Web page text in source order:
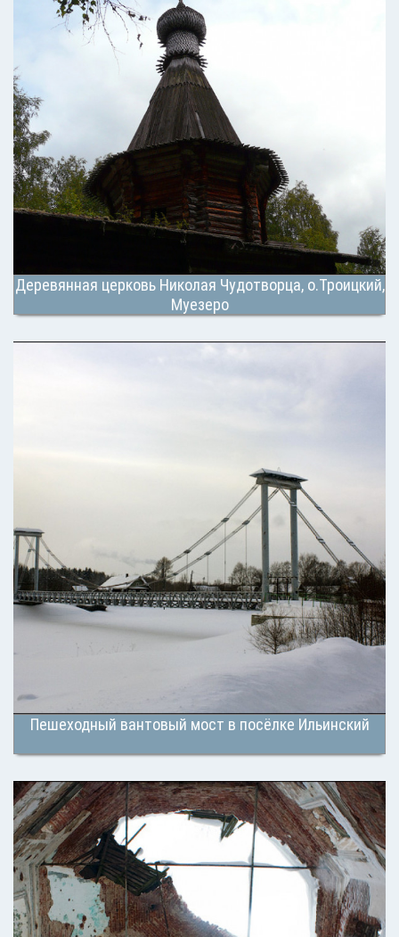
Деревянная церковь Николая Чудотворца, о.Троицкий,
Муезеро
Пешеходный вантовый мост в посёлке Ильинский